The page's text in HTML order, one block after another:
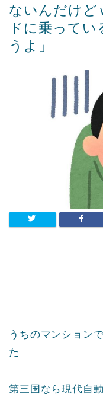
ないんだけど
ドに乗って
うよ」
うちのマンション
た
第三国なら現代自